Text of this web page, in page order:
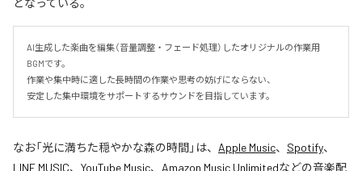
となっている。
AI生成した楽曲を編集（音量調整・フェード処理）したオリジナルの作業用
BGMです。
作業や集中時に適した長時間の作業や思考の妨げにならない、
安定した集中環境をサポートするサウンドを目指しています。
なお「光に満ちた穏やかな森の時間」は、 Apple Music、 Spotify、
LINE MUSIC、 YouTube Music、 Amazon Music Unlimitedなどの音楽配